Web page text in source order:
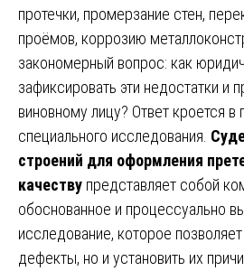
протечки, промерзание стен,
проёмов, коррозию
закономерный вопрос: как
зафиксировать эти недостатки и
виновному лицу? Ответ кроется в
специального исследования.
строений для оформления
качеству представляет собой
обоснованное и процессуально
исследование, которое
дефекты, но и установить их